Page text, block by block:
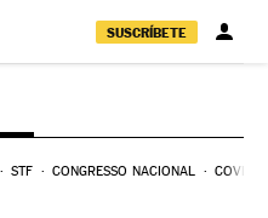
SUSCRÍBETE
STF CONGRESSO NACIONAL COVID-